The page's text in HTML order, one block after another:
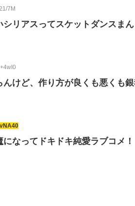
7M
リアスってスケットダンスま
けど、作り方が良くも悪くも
なってドキドキ純愛ラブコメ！